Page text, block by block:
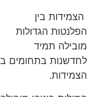
הצמידות בין
הפלנטות הגדולות
מובילה תמיד
לחדשנות בתחומים
הצמידות.